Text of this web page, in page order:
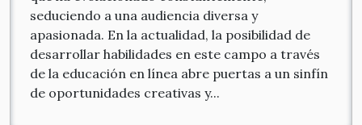
seduciendo a una audiencia diversa y
apasionada. En la actualidad, la posibilidad de
desarrollar habilidades en este campo a través
de la educación en línea abre puertas a un sinfín
de oportunidades creativas y...